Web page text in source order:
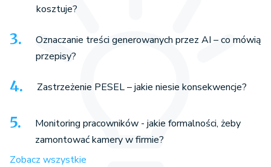
kosztuje?
Oznaczanie treści generowanych przez AI – co mówią
przepisy?
Zastrzeżenie PESEL – jakie niesie konsekwencje?
Monitoring pracowników - jakie formalności, żeby
zamontować kamery w firmie?
Zobacz wszystkie